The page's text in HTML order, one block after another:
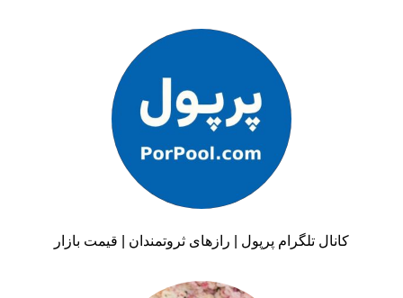
کانال تلگرام پرپول | رازهای ثروتمندان | قیمت بازار